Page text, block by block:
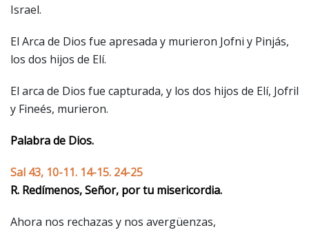
Israel.
El Arca de Dios fue apresada y murieron Jofni y Pinjás,
los dos hijos de Elí.
El arca de Dios fue capturada, y los dos hijos de Elí, Jofril
y Fineés, murieron.
Palabra de Dios.
Sal 43, 10-11. 14-15. 24-25
R. Redímenos, Señor, por tu misericordia.
Ahora nos rechazas y nos avergüenzas,